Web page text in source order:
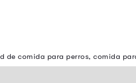
de comida para perros, comida